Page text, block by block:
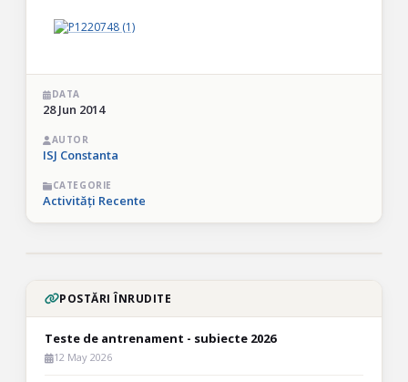
DATA
28 Jun 2014
AUTOR
ISJ Constanta
CATEGORIE
Activități Recente
POSTĂRI ÎNRUDITE
Teste de antrenament - subiecte 2026
12 May 2026